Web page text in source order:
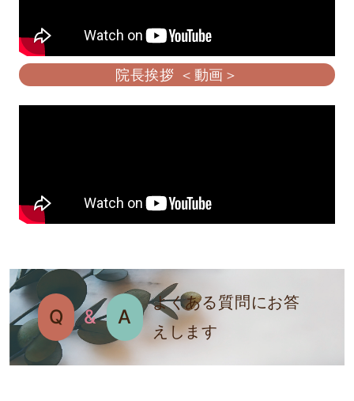
院長挨拶 ＜動画＞
Q & A
よくある質問にお答
えします